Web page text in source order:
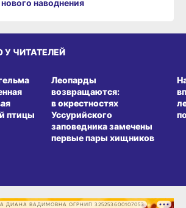
наводнения
У ЧИТАТЕЛЕЙ
птицы
Леопарды
возвращаются:
в окрестностях
Уссурийского
заповедника замечены
первые пары хищников
ДИАНА ВАДИМОВНА ОГРНИП 325253600107053